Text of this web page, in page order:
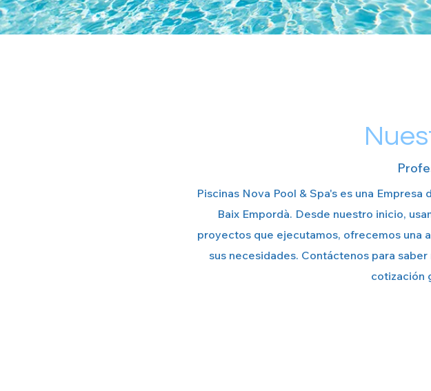
Piscinas Nova Pool & Spa's es una
Baix Empordà. Desde nuestro inicio,
proyectos que ejecutamos, ofrecemos una
sus necesidades. Contáctenos para
cotización